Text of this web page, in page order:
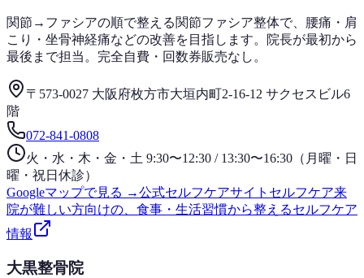
関節→ファシアの順で整える関節ファシア整体で、腰痛・肩
こり・坐骨神経痛などの改善を目指します。院長が最初から
最後まで担当。完全自費・回数券販売なし。
〒573-0027 大阪府枚方市大垣内町2-16-12 サクセスビル6
階
072-841-0808
火・水・木・金・土 9:30〜12:30 / 13:30〜16:30（月曜・日
曜・祝日休診）
Googleマップで見る →公式セルフケアサイト セルフケア来
院が難しい方向けの、食事・生活習慣から整えるセルフケア
情報
大黒整骨院